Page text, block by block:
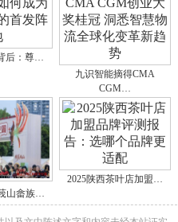
后：尊…
九识智能摘得CMA
CGM…
山畲族…
2025陕西茶叶店加盟…